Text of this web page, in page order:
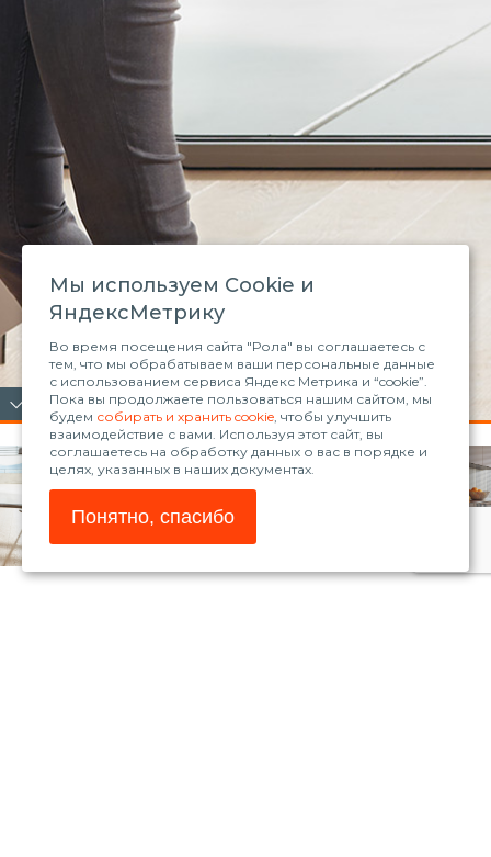
Мы используем Сookie и
ЯндексМетрику
Во время посещения сайта "Рола" вы соглашаетесь с
тем, что мы обрабатываем ваши персональные данные
с использованием сервиса Яндекс Метрика и “cookie”.
Пока вы продолжаете пользоваться нашим сайтом, мы
будем собирать и хранить cookie, чтобы улучшить
взаимодействие с вами. Используя этот сайт, вы
соглашаетесь на обработку данных о вас в порядке и
целях, указанных в наших документах.
Понятно, спасибо